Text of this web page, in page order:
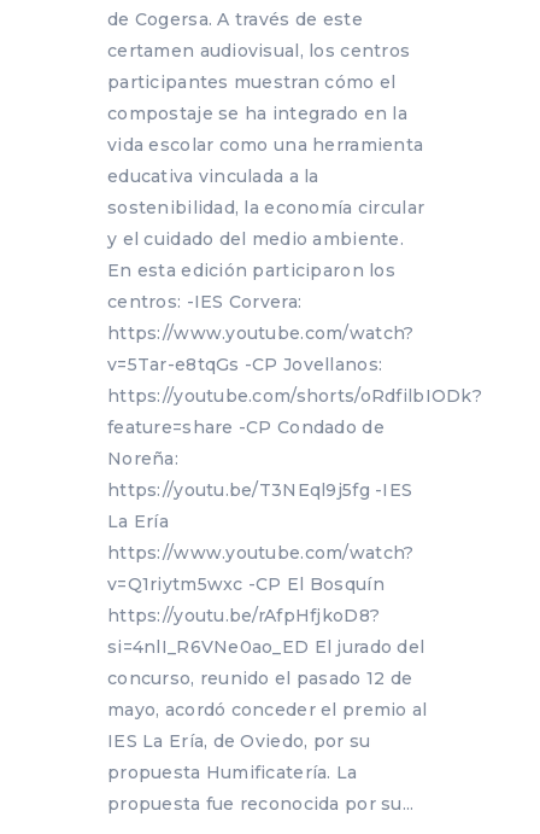
de Cogersa. A través de este
certamen audiovisual, los centros
participantes muestran cómo el
compostaje se ha integrado en la
vida escolar como una herramienta
educativa vinculada a la
sostenibilidad, la economía circular
y el cuidado del medio ambiente.
En esta edición participaron los
centros: -IES Corvera:
https://www.youtube.com/watch?
v=5Tar-e8tqGs -CP Jovellanos:
https://youtube.com/shorts/oRdfilbIODk?
feature=share -CP Condado de
Noreña:
https://youtu.be/T3NEql9j5fg -IES
La Ería
https://www.youtube.com/watch?
v=Q1riytm5wxc -CP El Bosquín
https://youtu.be/rAfpHfjkoD8?
si=4nlI_R6VNe0ao_ED El jurado del
concurso, reunido el pasado 12 de
mayo, acordó conceder el premio al
IES La Ería, de Oviedo, por su
propuesta Humificatería. La
propuesta fue reconocida por su...